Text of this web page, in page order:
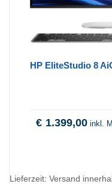
HP EliteStudio 8
€ 1.399,00 inkl.
Lieferzeit: Versand